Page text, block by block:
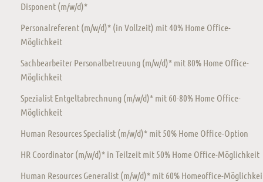
Disponent (m/w/d)*
Personalreferent (m/w/d)* (in Vollzeit) mit 40% Home Office-
Möglichkeit
Sachbearbeiter Personalbetreuung (m/w/d)* mit 80% Home Office-
Möglichkeit
Spezialist Entgeltabrechnung (m/w/d)* mit 60-80% Home Office-
Möglichkeit
Human Resources Specialist (m/w/d)* mit 50% Home Office-Option
HR Coordinator (m/w/d)* in Teilzeit mit 50% Home Office-Möglichkeit
Human Resources Generalist (m/w/d)* mit 60% Homeoffice-